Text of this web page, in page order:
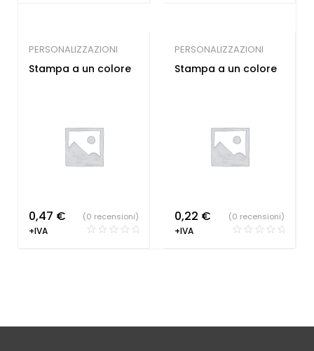
PERSONALIZZAZIONI
Stampa a un colore
0,47 €
+IVA
(0 recensioni)
PERSONALIZZAZIONI
Stampa a un colore
0,22 €
+IVA
(0 recensioni)